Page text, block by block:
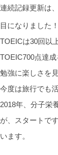
連続記録更新は
目になりました！
TOEICは30回以
TOEIC700点達
勉強に楽しさを
今度は旅行でも
2018年、分子栄
が、スタートで
います。